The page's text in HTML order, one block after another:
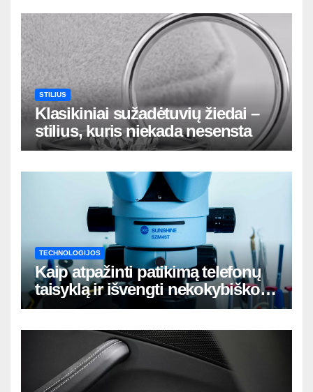
STILIUS
Klasikiniai sužadėtuvių žiedai –
stilius, kuris niekada nesensta
TECHNOLOGIJOS
Kaip atpažinti patikimą telefonų
taisyklą ir išvengti nekokybiško
remonto